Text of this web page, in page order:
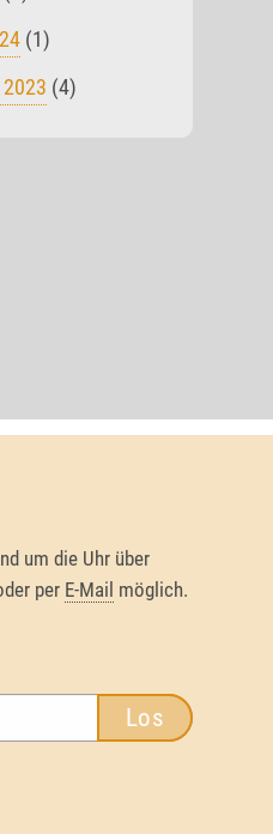
(1)
(4)
um die Uhr über
per E-Mail möglich.
Los